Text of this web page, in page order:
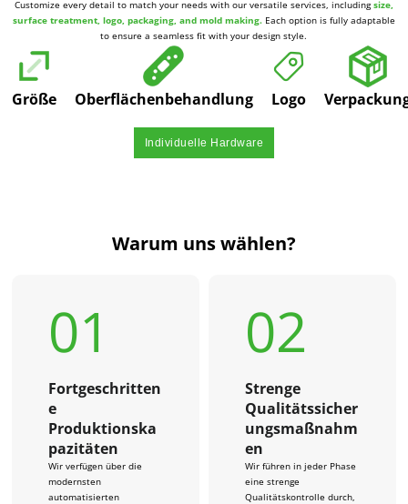
Customize every detail to match your needs with our versatile services, includingsize,
surface treatment, logo, packaging, and mold making. Each option is fully adaptable
to ensure a seamless fit with your design style.
Größe Oberflächenbehandlung Logo
Individuelle Hardware
Warum uns wählen?
01
Fortgeschritten
e
Produktionska
pazitäten
Wir verfügen über die
modernsten
automatisierten
02
Strenge
Qualitätssicher
ungsmaßnahm
en
Wir führen in jeder Phase
eine strenge
Qualitätskontrolle durch,